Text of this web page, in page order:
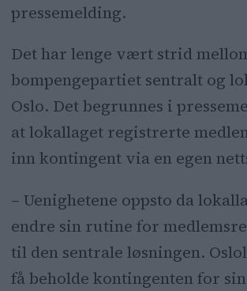
pressemelding.
Det har lenge vært strid
bompengepartiet sentralt og
Oslo. Det begrunnes i
at lokallaget registrerte
inn kontingent via en egen
– Uenighetene oppsto da
endre sin rutine for
til den sentrale løsningen.
få beholde kontingenten for